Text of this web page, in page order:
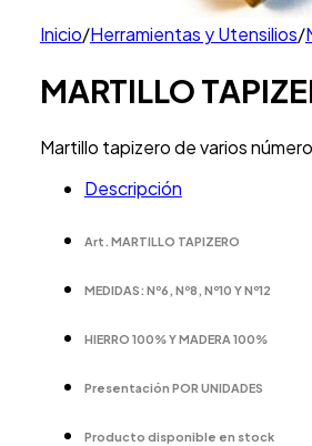
Inicio/Herramientas y Utensilios/
MARTILLO
Martillo tapizero de varios
Descripción
Art. MARTILLO TAPIZERO
MEDIDAS: Nº6, Nº8, Nº10 Y Nº12
HIERRO 100% Y MADERA 100%
Presentación POR UNIDADES
Producto disponible en stock